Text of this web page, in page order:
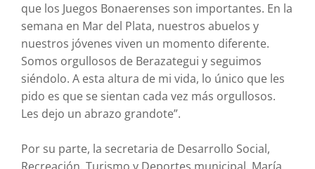
que los Juegos Bonaerenses son importantes. En la
semana en Mar del Plata, nuestros abuelos y
nuestros jóvenes viven un momento diferente.
Somos orgullosos de Berazategui y seguimos
siéndolo. A esta altura de mi vida, lo único que les
pido es que se sientan cada vez más orgullosos.
Les dejo un abrazo grandote”.
Por su parte, la secretaria de Desarrollo Social,